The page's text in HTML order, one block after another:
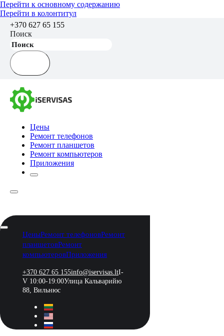
Перейти к основному содержанию
Перейти в колонтитул
+370 627 65 155
Поиск
Цены
Ремонт телефонов
Ремонт планшетов
Ремонт компьютеров
Приложения
ЦеныРемонт телефоновРемонт
планшетовРемонт
компьютеровПриложения
+370 627 65 155info@iservisas.ltI-
V 10:00-19:00Улица Кальварийю
88, Вильнюс